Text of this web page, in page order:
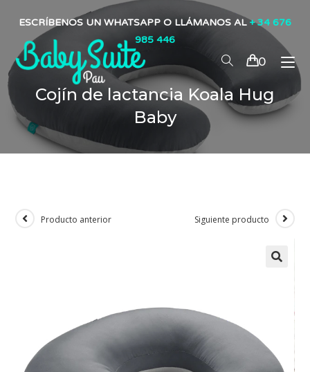
ESCRÍBENOS UN WHATSAPP O LLÁMANOS AL+ 34 676
985 446
0
Cojín de lactancia Koala Hug
Baby
Producto anterior Siguiente producto